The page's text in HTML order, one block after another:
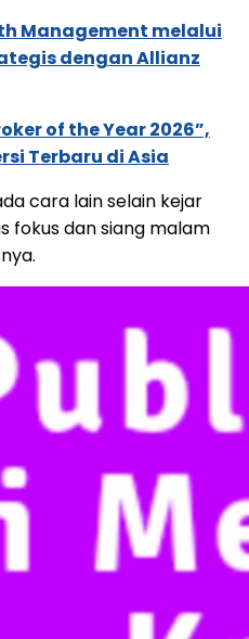
Management melalui
dengan Allianz
of the Year 2026”,
Terbaru di Asia
cara lain selain kejar
fokus dan siang malam